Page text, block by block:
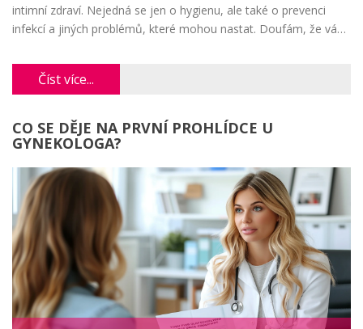
intimní zdraví. Nejedná se jen o hygienu, ale také o prevenci
infekcí a jiných problémů, které mohou nastat. Doufám, že vám
zdraví.
Číst více...
CO SE DĚJE NA PRVNÍ PROHLÍDCE U
GYNEKOLOGA?